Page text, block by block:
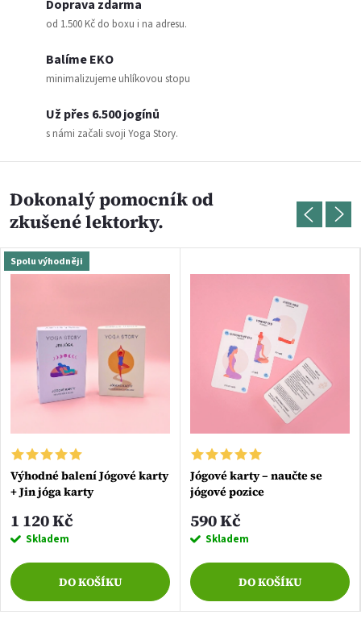
l
o
z
d
h
o
t
ě
l
Doprava zdarma
od 1.500 Kč do boxu i na adresu.
Balíme EKO
minimalizujeme uhlíkovou stopu
Už přes 6.500 jogínů
s námi začali svoji Yoga Story.
Dokonalý pomocník od
zkušené lektorky.
Spolu výhodněji
Výhodné balení Jógové karty
+ Jin jóga karty
1 120 Kč
Skladem
DO KOŠÍKU
Jógové karty – naučte se
jógové pozice
590 Kč
Skladem
DO KOŠÍKU